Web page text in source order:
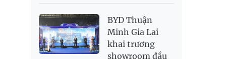
BYD Thuận
Minh Gia Lai
khai trương
showroom đầu